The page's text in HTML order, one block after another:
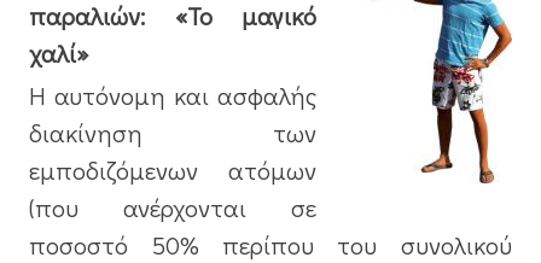
παραλιών: «Το μαγικό
χαλί»
Η αυτόνομη και ασφαλής
διακίνηση των
εμποδιζόμενων ατόμων
(που ανέρχονται σε
ποσοστό 50% περίπου του συνολικού